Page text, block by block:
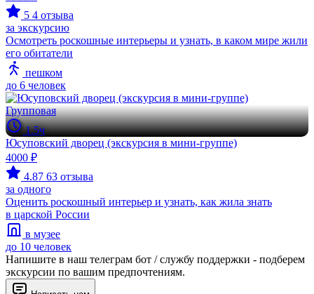
5 4 отзыва
за экскурсию
Осмотреть роскошные интерьеры и узнать, в каком мире жили
его обитатели
пешком
до 6 человек
Групповая
1.5ч
Юсуповский дворец (экскурсия в мини-группе)
4000 ₽
4.87 63 отзыва
за одного
Оценить роскошный интерьер и узнать, как жила знать
в царской России
в музее
до 10 человек
Напишите в наш телеграм бот / службу поддержки - подберем
экскурсии по вашим предпочтениям.